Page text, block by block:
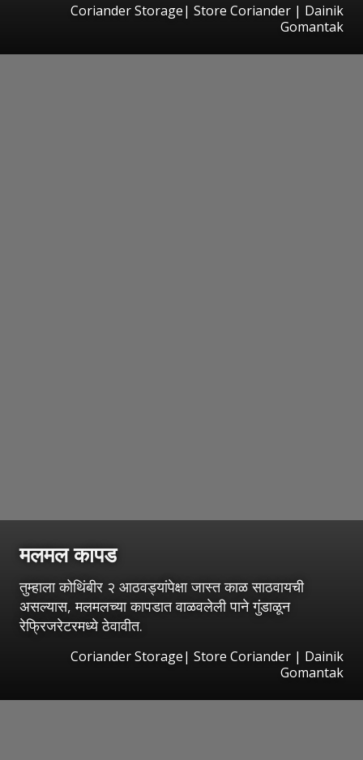
Coriander Storage| Store Coriander | Dainik
Gomantak
मलमल कापड
तुम्हाला कोथिंबीर २ आठवड्यांपेक्षा जास्त काळ साठवायची
असल्यास, मलमलच्या कापडात वाळवलेली पाने गुंडाळून
रेफ्रिजरेटरमध्ये ठेवावीत.
Coriander Storage| Store Coriander | Dainik
Gomantak